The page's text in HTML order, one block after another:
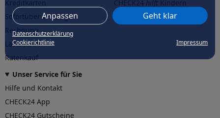
Anpassen Geht klar
Datenschutzerklärung
Cookierichtlinie
Impressum
Sofortüberweisung
Rechnung
Lastschrift
Ratenkauf
CHECK24hilftder Natur
Unser Service für Sie
Hilfe und Kontakt
CHECK24 App
CHECK24 Gutscheine